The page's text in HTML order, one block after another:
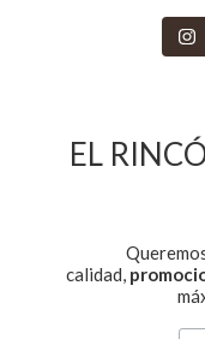
EL
calidad,